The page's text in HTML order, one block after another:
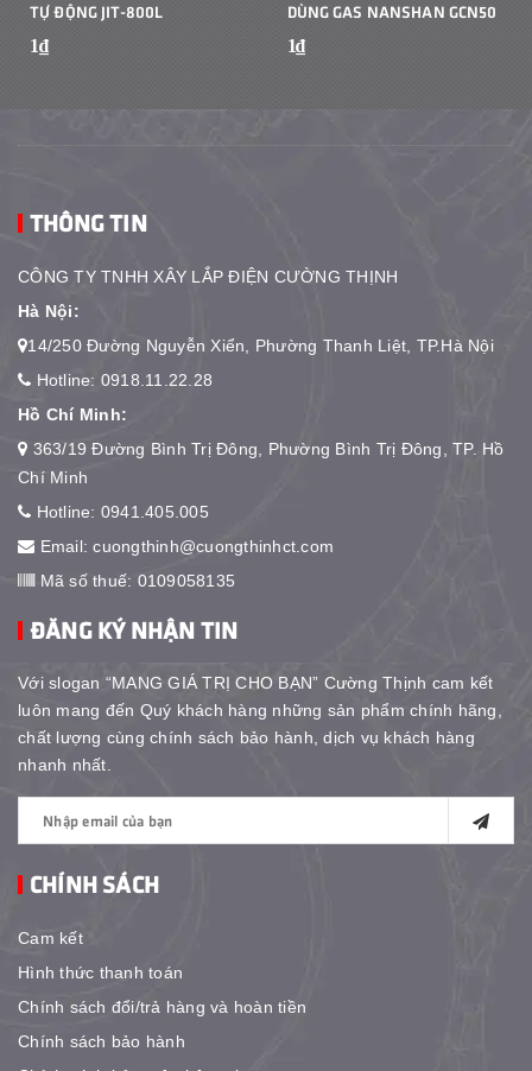
TỰ ĐỘNG JIT-800L
1₫
DÙNG GAS NANSHAN GCN50
1₫
THÔNG TIN
CÔNG TY TNHH XÂY LẮP ĐIỆN CƯỜNG THỊNH
Hà Nội:
14/250 Đường Nguyễn Xiển, Phường Thanh Liệt, TP.Hà Nội
Hotline: 0918.11.22.28
Hồ Chí Minh:
363/19 Đường Bình Trị Đông, Phường Bình Trị Đông, TP. Hồ
Chí Minh
Hotline: 0941.405.005
Email:cuongthinh@cuongthinhct.com
Mã số thuế: 0109058135
ĐĂNG KÝ NHẬN TIN
Với slogan “MANG GIÁ TRỊ CHO BẠN” Cường Thịnh cam kết
luôn mang đến Quý khách hàng những sản phẩm chính hãng,
chất lượng cùng chính sách bảo hành, dịch vụ khách hàng
nhanh nhất.
CHÍNH SÁCH
Cam kết
Hình thức thanh toán
Chính sách đổi/trả hàng và hoàn tiền
Chính sách bảo hành